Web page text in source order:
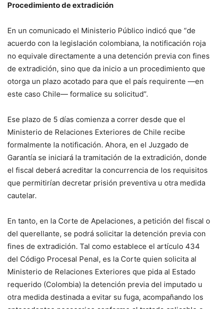
Procedimiento de extradición
En un comunicado el Ministerio Público indicó que “de
acuerdo con la legislación colombiana, la notificación roja
no equivale directamente a una detención previa con fines
de extradición, sino que da inicio a un procedimiento que
otorga un plazo acotado para que el país requirente —en
este caso Chile— formalice su solicitud”.
Ese plazo de 5 días comienza a correr desde que el
Ministerio de Relaciones Exteriores de Chile recibe
formalmente la notificación. Ahora, en el Juzgado de
Garantía se iniciará la tramitación de la extradición, donde
el fiscal deberá acreditar la concurrencia de los requisitos
que permitirían decretar prisión preventiva u otra medida
cautelar.
En tanto, en la Corte de Apelaciones, a petición del fiscal o
del querellante, se podrá solicitar la detención previa con
fines de extradición. Tal como establece el artículo 434
del Código Procesal Penal, es la Corte quien solicita al
Ministerio de Relaciones Exteriores que pida al Estado
requerido (Colombia) la detención previa del imputado u
otra medida destinada a evitar su fuga, acompañando los